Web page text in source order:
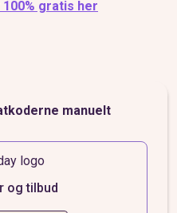
gratis her
manuelt
og tilbud